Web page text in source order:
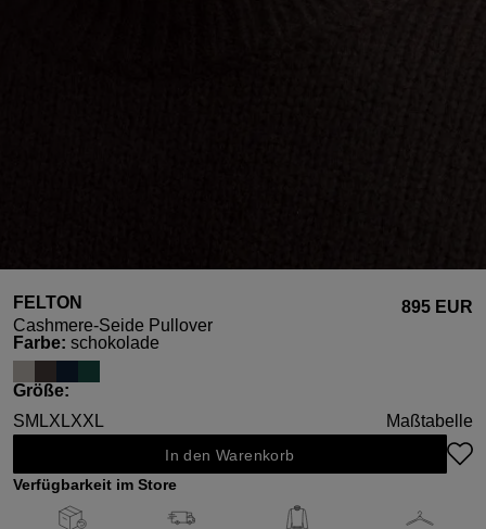
FELTON
Cashmere-Seide Pullover
895 EUR
Farbeauswählen
: schokolade
Größeauswählen
:
SM LXLXXL Maßtabelle
In den Warenkorb
Verfügbarkeit im Store